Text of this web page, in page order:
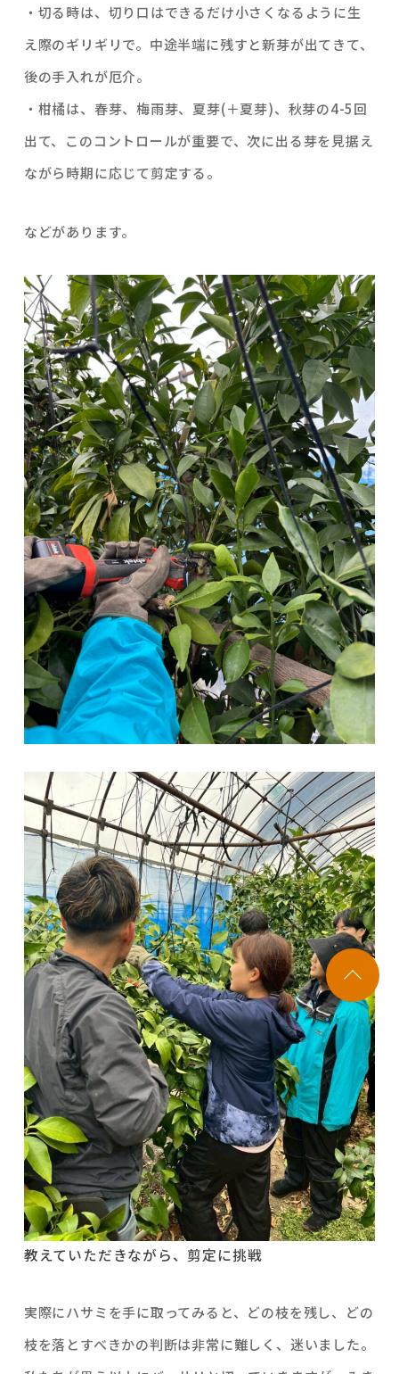
・切る時は、切り口はできるだけ小さくなるように生
え際のギリギリで。中途半端に残すと新芽が出てきて、
後の手入れが厄介。
・柑橘は、春芽、梅雨芽、夏芽(＋夏芽)、秋芽の4-5回
出て、このコントロールが重要で、次に出る芽を見据え
ながら時期に応じて剪定する。
などがあります。
教えていただきながら、剪定に挑戦
実際にハサミを手に取ってみると、どの枝を残し、どの
枝を落とすべきかの判断は非常に難しく、迷いました。